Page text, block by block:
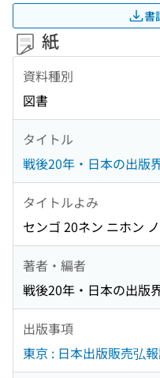
書
紙
資料種別
図書
タイトル
戦後20年・日本の出版
タイトルよみ
センゴ 20ネン ニホン
著者・編者
戦後20年・日本の出版
出版事項
東京 : 日本出版販売弘